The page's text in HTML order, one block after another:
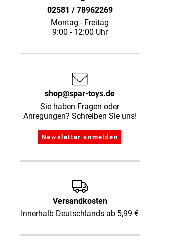
02581 / 78962269
Montag - Freitag
9:00 - 12:00 Uhr
shop@spar-toys.de
Sie haben Fragen oder
Anregungen? Schreiben Sie uns!
Versandkosten
Innerhalb Deutschlands ab 5,99 €